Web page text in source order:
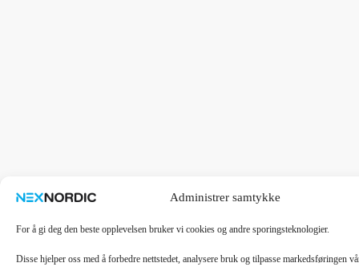
Administrer samtykke
For å gi deg den beste opplevelsen bruker vi cookies og andre sporingsteknologier.
Disse hjelper oss med å forbedre nettstedet, analysere bruk og tilpasse markedsføringen